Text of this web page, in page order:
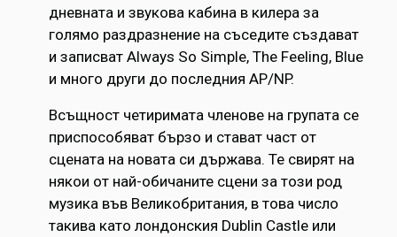
дневната и звукова кабина в килера за
голямо раздразнение на съседите създават
и записват Always So Simple, The Feeling, Blue
и много други до последния AP/NP.
Всъщност четиримата членове на групата се
приспособяват бързо и стават част от
сцената на новата си държава. Те свирят на
някои от най-обичаните сцени за този род
музика във Великобритания, в това число
такива като лондонския Dublin Castle или